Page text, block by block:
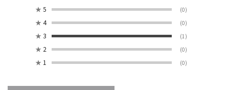
★ 5 (0)
★ 4 (0)
★ 3 (1)
★ 2 (0)
★ 1 (0)